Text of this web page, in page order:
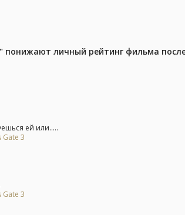
понижают личный рейтинг фильма
ей или.....
3
3